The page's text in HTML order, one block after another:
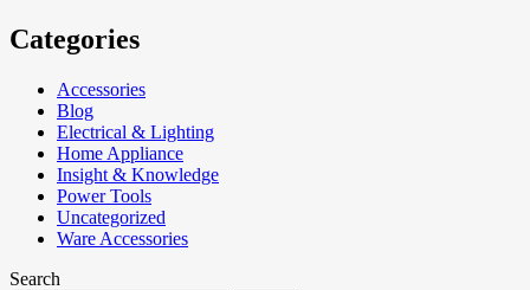
Categories
Accessories
Blog
Electrical & Lighting
Home Appliance
Insight & Knowledge
Power Tools
Uncategorized
Ware Accessories
Search